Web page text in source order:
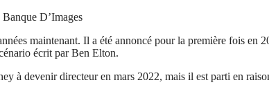
D’Images
maintenant. Il a été annoncé pour la première fois
écrit par Ben Elton.
à devenir directeur en mars 2022, mais il est parti en